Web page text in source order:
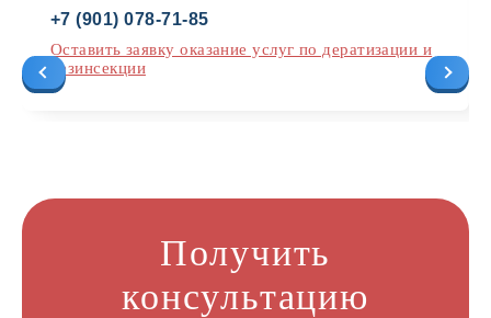
+7 (901) 078-71-85
Оставить заявку оказание услуг по дератизации и
дезинсекции
Получить
консультацию